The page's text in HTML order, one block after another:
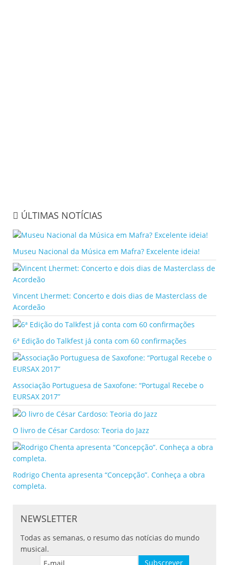
ÚLTIMAS NOTÍCIAS
Museu Nacional da Música em Mafra? Excelente ideia!
Vincent Lhermet: Concerto e dois dias de Masterclass de
Acordeão
6ª Edição do Talkfest já conta com 60 confirmações
Associação Portuguesa de Saxofone: “Portugal Recebe o
EURSAX 2017”
O livro de César Cardoso: Teoria do Jazz
Rodrigo Chenta apresenta “Concepção”. Conheça a obra
completa.
NEWSLETTER
Todas as semanas, o resumo das notícias do mundo
musical.